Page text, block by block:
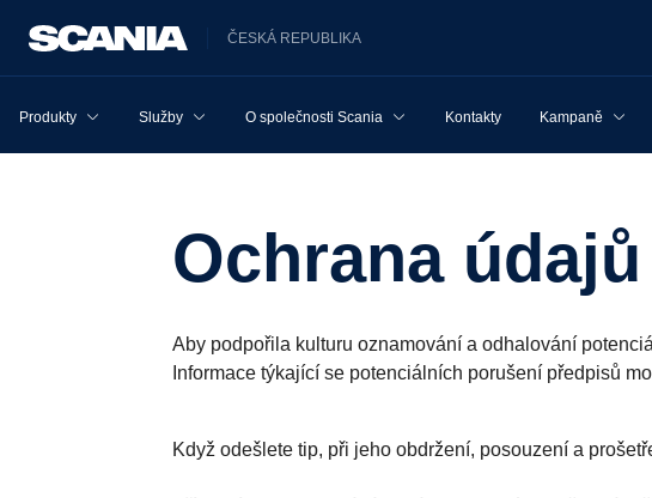
ČESKÁ REPUBLIKA
Produkty Služby O společnosti Scania Kontakty Kampaně
Ochrana
Aby podpořila kulturu oznamování a odhalování
Informace týkající se potenciálních porušení předpisů
Když odešlete tip, při jeho obdržení, posouzení a